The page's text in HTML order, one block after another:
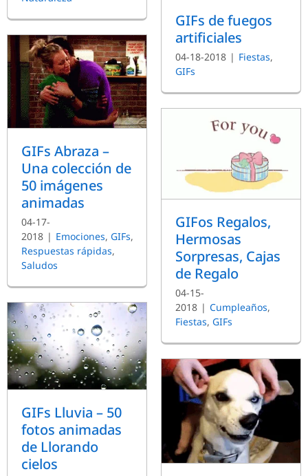
GIFs de fuegos
artificiales
04-18-2018 | Fiestas,
GIFs
GIFs Abraza –
Una colección de
50 imágenes
animadas
04-17-
2018 | Emociones, GIFs,
Respuestas rápidas,
Saludos
GIFos Regalos,
Hermosas
Sorpresas, Cajas
de Regalo
04-15-
2018 | Cumpleaños,
Fiestas, GIFs
GIFs Lluvia – 50
fotos animadas
de Llorando
cielos